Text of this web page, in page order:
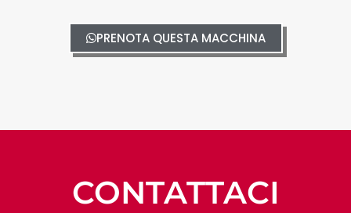
PRENOTA QUESTA MACCHINA
CONTATTACI